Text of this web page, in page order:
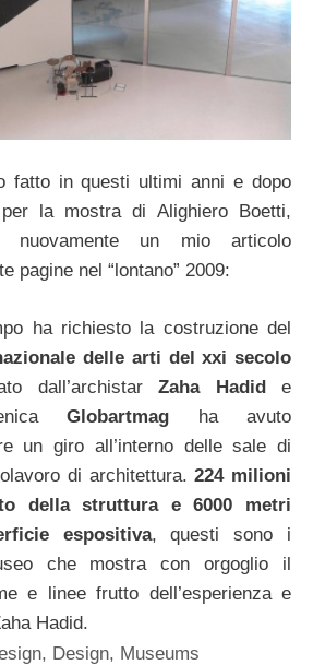
fatto in questi ultimi anni e dopo
la mostra di Alighiero Boetti,
nuovamente un mio articolo
pagine nel “lontano” 2009:
ha richiesto la costruzione del
delle arti del xxi secolo
dall’archistar Zaha Hadide
Globartmag ha avuto
un giro all’interno delle sale di
di architettura.224 milioni
della struttura e 6000 metri
espositiva, questi sono i
che mostra con orgoglio il
e linee frutto dell’esperienza e
Hadid.
, Design, Museums